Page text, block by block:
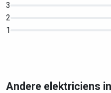
3
2
1
Andere elektriciens